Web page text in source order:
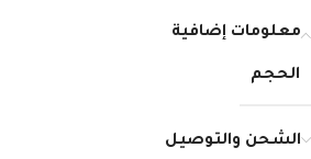
معلومات إضافية
الحجم
الشحن والتوصيل